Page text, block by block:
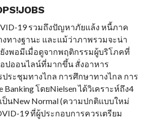
19 รวมถึงปัญหาภัยแล้ง หนี้ภาค
งทางฐานะ และแม้ว่าภาพรวมจะน่า
งพอมีเมื่อดูจากพฤติกรรมผู้บริโภคที่
ปออนไลน์ที่มากขึ้น สั่งอาหาร
ระชุมทางไกล การศึกษาทางไกล การ
Banking โดยNielsen ได้วิเคราะห์ถึง4
นNew Normal (ความปกติแบบใหม่
19 ที่ผู้ประกอบการควรเตรียม